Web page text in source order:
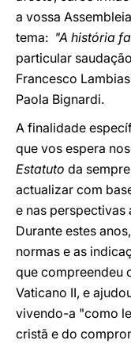
a vossa
tema: "A história
particular
Francesco
Paola Bignardi.
A finalidade
que vos espera
Estatuto da
actualizar com
e nas
Durante estes
normas e as
que compreendeu
Vaticano II, e
vivendo-a "como
cristã e do